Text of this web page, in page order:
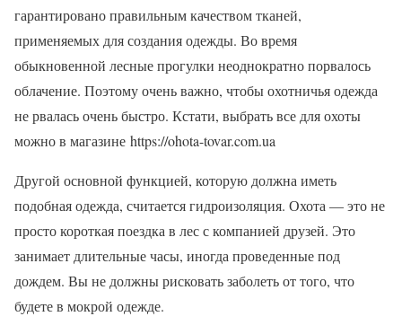
гарантировано правильным качеством тканей,
применяемых для создания одежды. Во время
обыкновенной лесные прогулки неоднократно порвалось
облачение. Поэтому очень важно, чтобы охотничья одежда
не рвалась очень быстро. Кстати, выбрать все для охоты
можно в магазине https://ohota-tovar.com.ua
Другой основной функцией, которую должна иметь
подобная одежда, считается гидроизоляция. Охота — это не
просто короткая поездка в лес с компанией друзей. Это
занимает длительные часы, иногда проведенные под
дождем. Вы не должны рисковать заболеть от того, что
будете в мокрой одежде.